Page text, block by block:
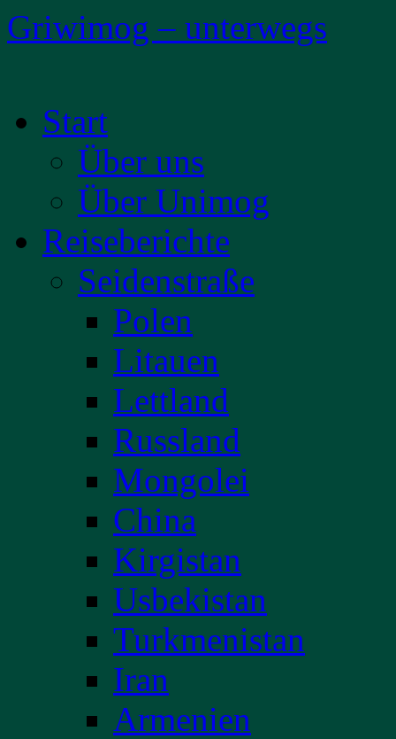
Griwimog – unterwegs
Inhalt
springenStart
Über uns
Über Unimog
Reiseberichte
Seidenstraße
Polen
Litauen
Lettland
Russland
Mongolei
China
Kirgistan
Usbekistan
Turkmenistan
Iran
Armenien